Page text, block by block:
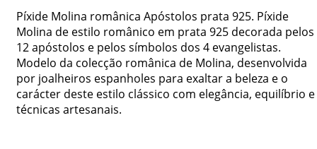
Píxide Molina românica Apóstolos prata 925. Píxide
Molina de estilo românico em prata 925 decorada pelos
12 apóstolos e pelos símbolos dos 4 evangelistas.
Modelo da colecção românica de Molina, desenvolvida
por joalheiros espanholes para exaltar a beleza e o
carácter deste estilo clássico com elegância, equilíbrio e
técnicas artesanais.